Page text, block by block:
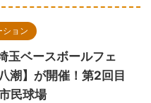
ション
玉ベースボールフェ
潮】が開催！第2回目
民球場